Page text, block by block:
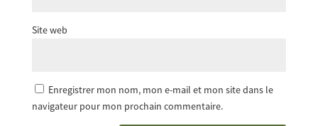
Site web
Enregistrer mon nom, mon e-mail et mon site dans le
navigateur pour mon prochain commentaire.